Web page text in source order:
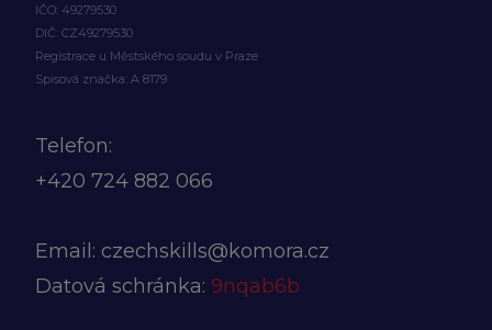
IČO: 49279530
DIČ: CZ49279530
Registrace u Městského soudu v Praze
Spisová značka: A 8179
Telefon:
+420 724 882 066
Email: czechskills@komora.cz
Datová schránka: 9nqab6b